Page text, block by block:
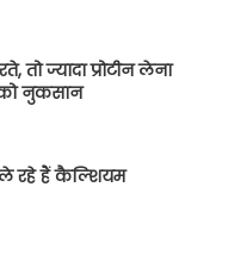
तो ज्यादा प्रोटीन लेना
नुकसान
रहे हैं कैल्शियम